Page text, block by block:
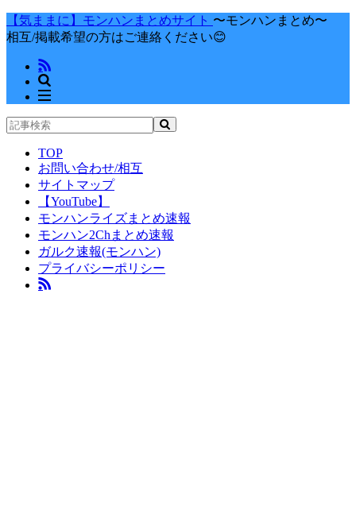
【気ままに】モンハンまとめサイト 〜モンハンまとめ〜
相互/掲載希望の方はご連絡ください😊
TOP
お問い合わせ/相互
サイトマップ
【YouTube】
モンハンライズまとめ速報
モンハン2Chまとめ速報
ガルク速報(モンハン)
プライバシーポリシー